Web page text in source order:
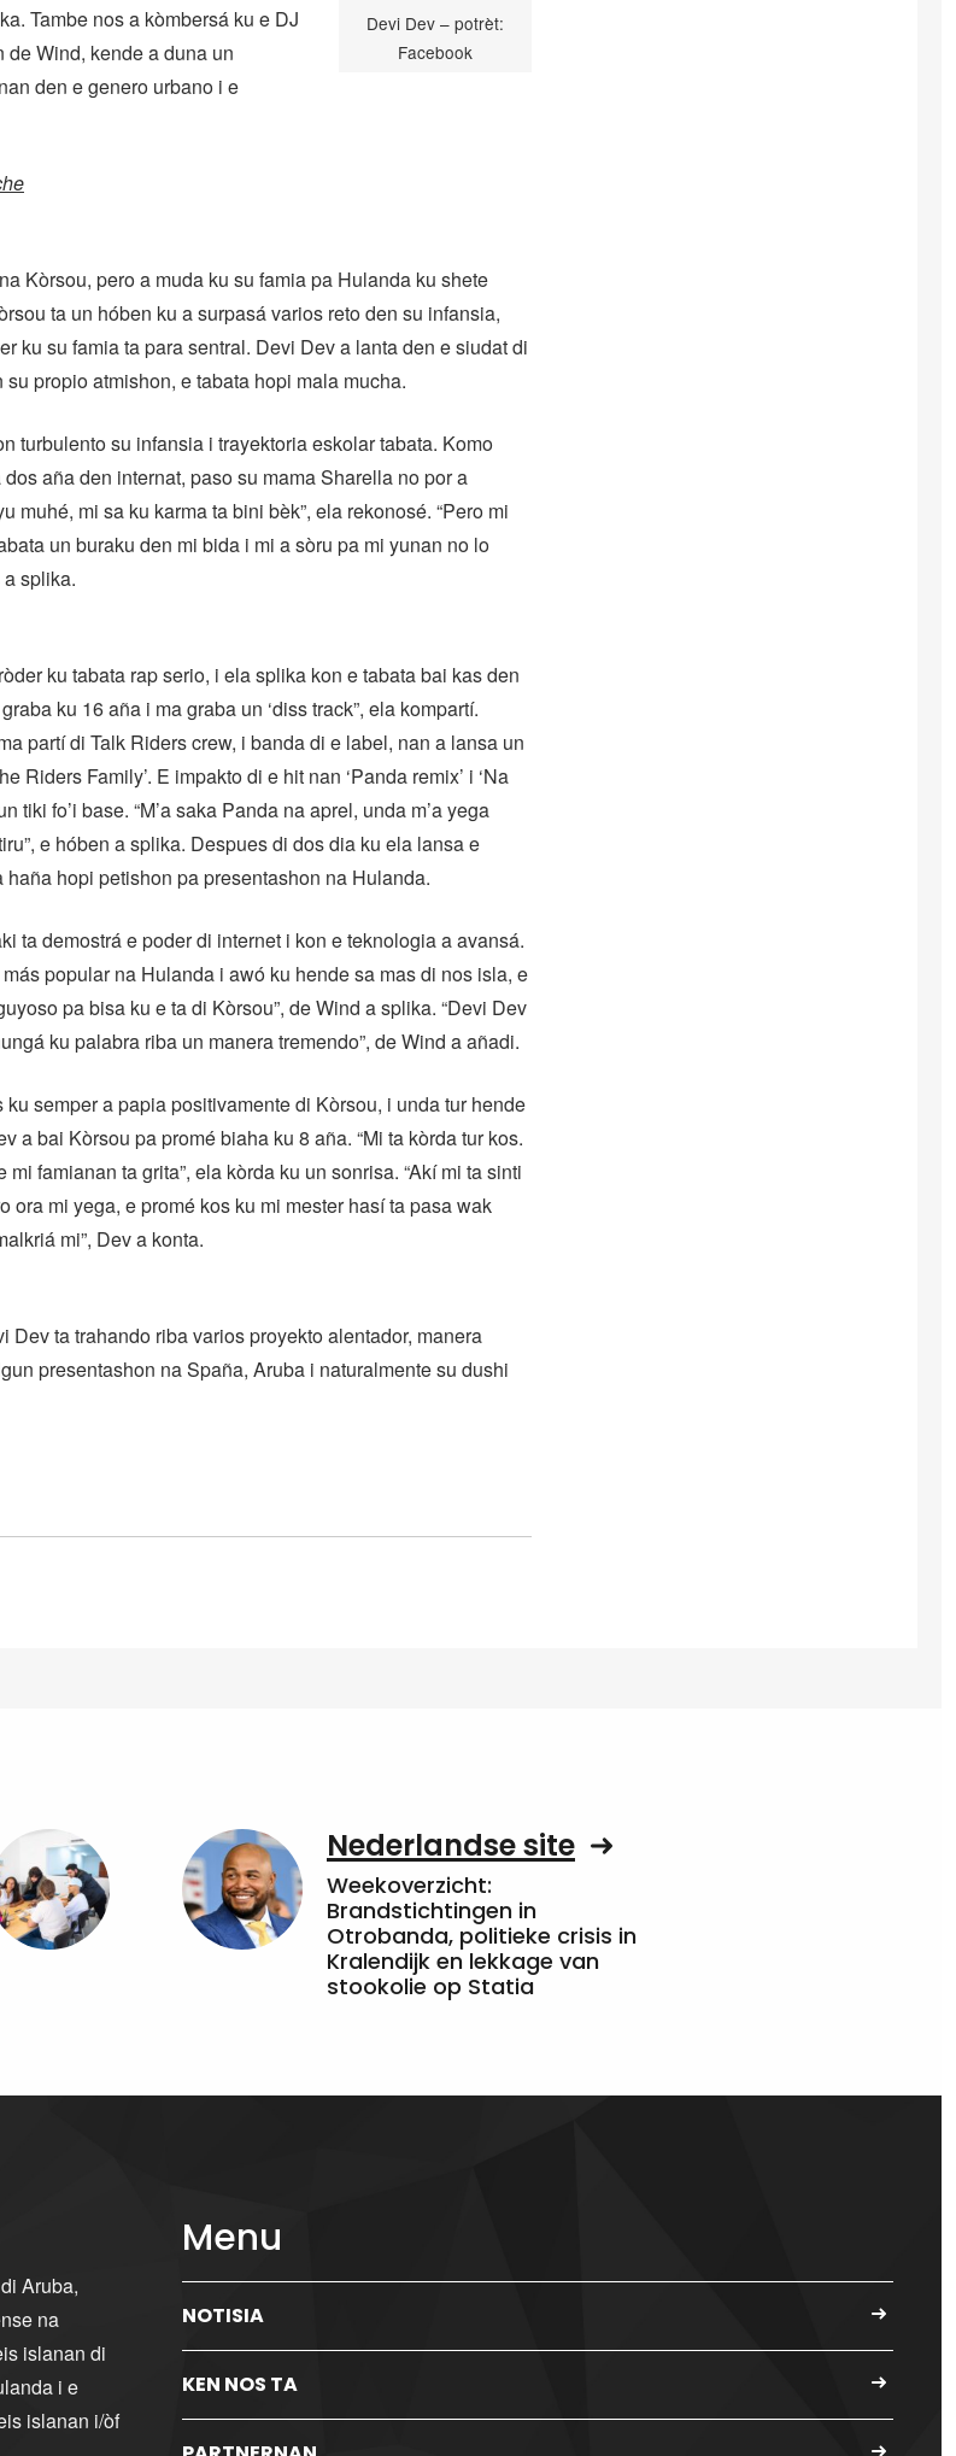
Devi Dev – potrèt:
Facebook
Tambe nos a kòmbersá ku e DJ
Wind, kende a duna un
den e genero urbano i e
Kòrsou, pero a muda ku su famia pa Hulanda ku shete
ta un hóben ku a surpasá varios reto den su infansia,
ku su famia ta para sentral. Devi Dev a lanta den e siudat di
propio atmishon, e tabata hopi mala mucha.
turbulento su infansia i trayektoria eskolar tabata. Komo
aña den internat, paso su mama Sharella no por a
muhé, mi sa ku karma ta bini bèk”, ela rekonosé. “Pero mi
un buraku den mi bida i mi a sòru pa mi yunan no lo
splika.
ku tabata rap serio, i ela splika kon e tabata bai kas den
ku 16 aña i ma graba un ‘diss track”, ela kompartí.
partí di Talk Riders crew, i banda di e label, nan a lansa un
Riders Family’. E impakto di e hit nan ‘Panda remix’ i ‘Na
tiki fo’i base. “M’a saka Panda na aprel, unda m’a yega
e hóben a splika. Despues di dos dia ku ela lansa e
hopi petishon pa presentashon na Hulanda.
ta demostrá e poder di internet i kon e teknologia a avansá.
popular na Hulanda i awó ku hende sa mas di nos isla, e
pa bisa ku e ta di Kòrsou”, de Wind a splika. “Devi Dev
ku palabra riba un manera tremendo”, de Wind a añadi.
semper a papia positivamente di Kòrsou, i unda tur hende
a bai Kòrsou pa promé biaha ku 8 aña. “Mi ta kòrda tur kos.
famianan ta grita”, ela kòrda ku un sonrisa. “Akí mi ta sinti
ora mi yega, e promé kos ku mi mester hasí ta pasa wak
mi”, Dev a konta.
Dev ta trahando riba varios proyekto alentador, manera
presentashon na Spaña, Aruba i naturalmente su dushi
Nederlandse site
Weekoverzicht:
Brandstichtingen in
Otrobanda, politieke crisis in
Kralendijk en lekkage van
stookolie op Statia
Aruba,
na
islanan di
i e
islanan i/òf
Menu
NOTISIA
KEN NOS TA